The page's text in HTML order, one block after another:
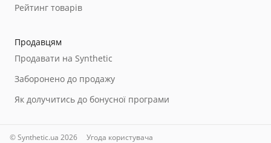
Рейтинг товарів
Продавцям
Продавати на Synthetic
Заборонено до продажу
Як долучитись до бонусної програми
© Synthetic.ua 2026 Угода користувача